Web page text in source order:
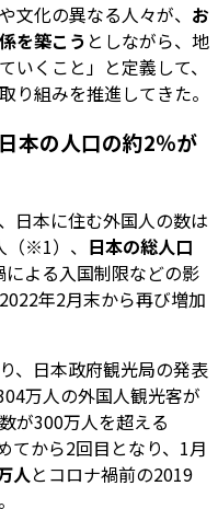
文化の異なる人々が、 お
を築こう としながら、地
いくこと」と定義して、
り組みを推進してきた。
本の人口の約2％が
日本に住む外国人の数は
※1）、 日本の総人口
よる入国制限などの影
年2月末から再び増加
、日本政府観光局の発表
万人の外国人観光客が
が300万人を超える
てから2回目となり、1月
人とコロナ禍前の2019